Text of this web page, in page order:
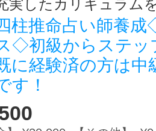
実したカリキュラム
柱推命占い師養
◇初級からステッ
に経験済の方は中
す！